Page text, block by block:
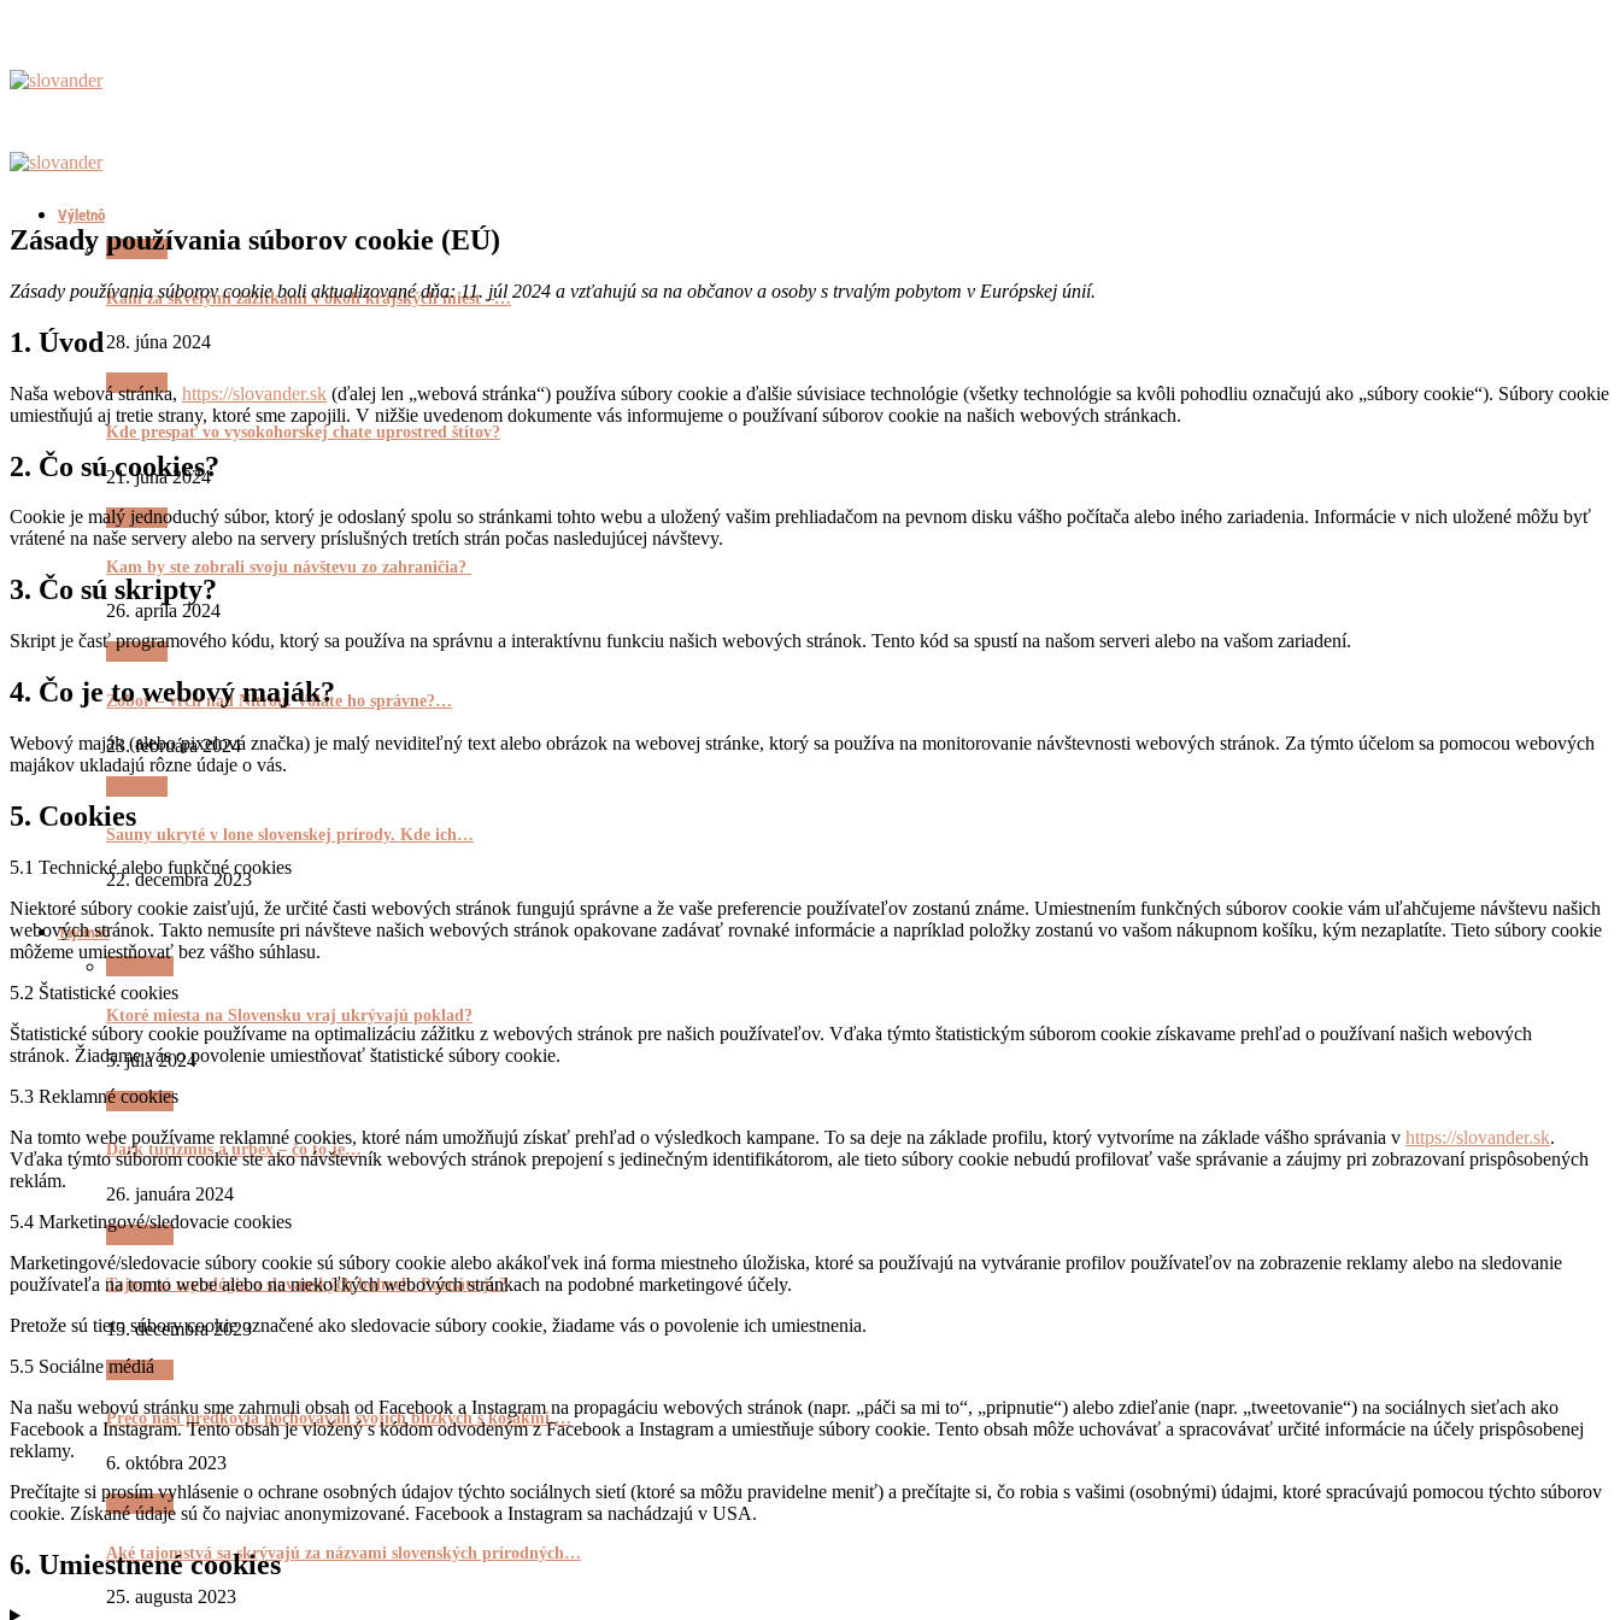
Výletnô
Výletnô
Kam za skvelými zážitkami v okolí krajských miest –…
28. júna 2024
Výletnô
Kde prespať vo vysokohorskej chate uprostred štítov?
21. júna 2024
Výletnô
Kam by ste zobrali svoju návštevu zo zahraničia?
26. apríla 2024
Výletnô
Zobor – vrch nad Nitrou. Voláte ho správne?…
23. februára 2024
Sauny ukryté v lone slovenskej prírody. Kde ich…
22. decembra 2023
Tajomnô
Ktoré miesta na Slovensku vraj ukrývajú poklad?
5. júla 2024
Tajomnô
Dark turizmus a urbex – čo to je…
26. januára 2024
Tajomnô
Tajomná mytológia o slovanských bohoch. Poznáte ju?
15. decembra 2023
Tajomnô
Prečo naši predkovia pochovávali svojich blízkych s kosákmi,…
6. októbra 2023
Tajomnô
Aké tajomstvá sa skrývajú za názvami slovenských prírodných…
25. augusta 2023
Zásady používania súborov cookie (EÚ)
Zásady používania súborov cookie boli aktualizované dňa: 11. júl 2024 a vzťahujú sa na občanov a osoby s trvalým pobytom v Európskej únií.
1. Úvod
Naša webová stránka, https://slovander.sk (ďalej len „webová stránka“) používa súbory cookie a ďalšie súvisiace technológie (všetky technológie sa kvôli pohodliu označujú ako „súbory cookie“). Súbory cookie
umiestňujú aj tretie strany, ktoré sme zapojili. V nižšie uvedenom dokumente vás informujeme o používaní súborov cookie na našich webových stránkach.
2. Čo sú cookies?
Cookie je malý jednoduchý súbor, ktorý je odoslaný spolu so stránkami tohto webu a uložený vašim prehliadačom na pevnom disku vášho počítača alebo iného zariadenia. Informácie v nich uložené môžu byť
vrátené na naše servery alebo na servery príslušných tretích strán počas nasledujúcej návštevy.
3. Čo sú skripty?
Skript je časť programového kódu, ktorý sa používa na správnu a interaktívnu funkciu našich webových stránok. Tento kód sa spustí na našom serveri alebo na vašom zariadení.
4. Čo je to webový maják?
Webový maják (alebo pixelová značka) je malý neviditeľný text alebo obrázok na webovej stránke, ktorý sa používa na monitorovanie návštevnosti webových stránok. Za týmto účelom sa pomocou webových
majákov ukladajú rôzne údaje o vás.
5. Cookies
5.1 Technické alebo funkčné cookies
Niektoré súbory cookie zaisťujú, že určité časti webových stránok fungujú správne a že vaše preferencie používateľov zostanú známe. Umiestnením funkčných súborov cookie vám uľahčujeme návštevu našich
webových stránok. Takto nemusíte pri návšteve našich webových stránok opakovane zadávať rovnaké informácie a napríklad položky zostanú vo vašom nákupnom košíku, kým nezaplatíte. Tieto súbory cookie
môžeme umiestňovať bez vášho súhlasu.
5.2 Štatistické cookies
Štatistické súbory cookie používame na optimalizáciu zážitku z webových stránok pre našich používateľov. Vďaka týmto štatistickým súborom cookie získavame prehľad o používaní našich webových
stránok. Žiadame vás o povolenie umiestňovať štatistické súbory cookie.
5.3 Reklamné cookies
Na tomto webe používame reklamné cookies, ktoré nám umožňujú získať prehľad o výsledkoch kampane. To sa deje na základe profilu, ktorý vytvoríme na základe vášho správania v https://slovander.sk.
Vďaka týmto súborom cookie ste ako návštevník webových stránok prepojení s jedinečným identifikátorom, ale tieto súbory cookie nebudú profilovať vaše správanie a záujmy pri zobrazovaní prispôsobených
reklám.
5.4 Marketingové/sledovacie cookies
Marketingové/sledovacie súbory cookie sú súbory cookie alebo akákoľvek iná forma miestneho úložiska, ktoré sa používajú na vytváranie profilov používateľov na zobrazenie reklamy alebo na sledovanie
používateľa na tomto webe alebo na niekoľkých webových stránkach na podobné marketingové účely.
Pretože sú tieto súbory cookie označené ako sledovacie súbory cookie, žiadame vás o povolenie ich umiestnenia.
5.5 Sociálne médiá
Na našu webovú stránku sme zahrnuli obsah od Facebook a Instagram na propagáciu webových stránok (napr. „páči sa mi to“, „pripnutie“) alebo zdieľanie (napr. „tweetovanie“) na sociálnych sieťach ako
Facebook a Instagram. Tento obsah je vložený s kódom odvodeným z Facebook a Instagram a umiestňuje súbory cookie. Tento obsah môže uchovávať a spracovávať určité informácie na účely prispôsobenej
reklamy.
Prečítajte si prosím vyhlásenie o ochrane osobných údajov týchto sociálnych sietí (ktoré sa môžu pravidelne meniť) a prečítajte si, čo robia s vašimi (osobnými) údajmi, ktoré spracúvajú pomocou týchto súborov
cookie. Získané údaje sú čo najviac anonymizované. Facebook a Instagram sa nachádzajú v USA.
6. Umiestnené cookies